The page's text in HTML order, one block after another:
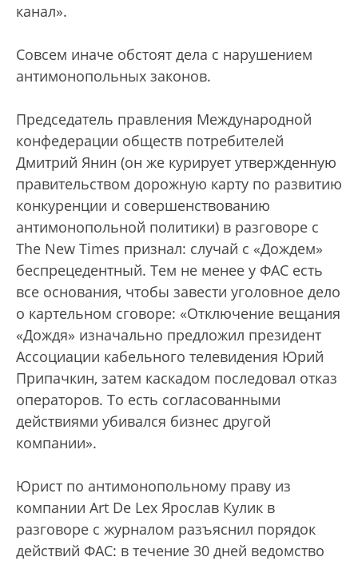
канал».
Совсем иначе обстоят дела с нарушением
антимонопольных законов.
Председатель правления Международной
конфедерации обществ потребителей
Дмитрий Янин (он же курирует утвержденную
правительством дорожную карту по развитию
конкуренции и совершенствованию
антимонопольной политики) в разговоре с
The New Times признал: случай с «Дождем»
беспрецедентный. Тем не менее у ФАС есть
все основания, чтобы завести уголовное дело
о картельном сговоре: «Отключение вещания
«Дождя» изначально предложил президент
Ассоциации кабельного телевидения Юрий
Припачкин, затем каскадом последовал отказ
операторов. То есть согласованными
действиями убивался бизнес другой
компании».
Юрист по антимонопольному праву из
компании Art De Lex Ярослав Кулик в
разговоре с журналом разъяснил порядок
действий ФАС: в течение 30 дней ведомство